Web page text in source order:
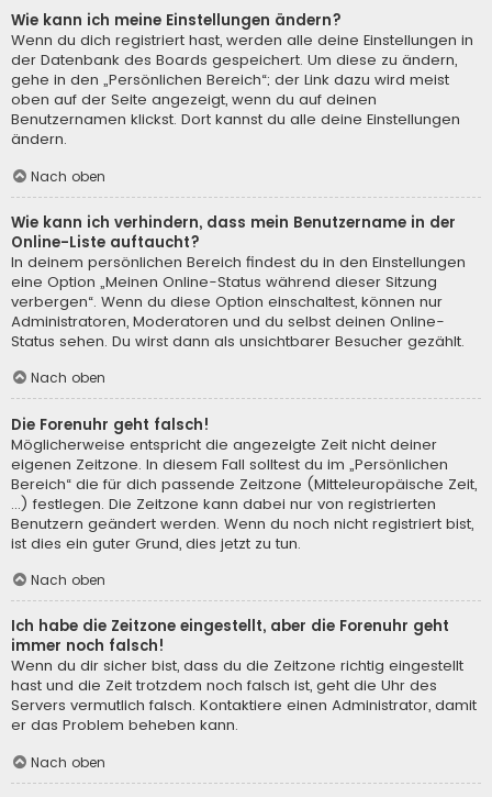
Wie kann ich meine Einstellungen ändern?
Wenn du dich registriert hast, werden alle deine Einstellungen in
der Datenbank des Boards gespeichert. Um diese zu ändern,
gehe in den „Persönlichen Bereich“; der Link dazu wird meist
oben auf der Seite angezeigt, wenn du auf deinen
Benutzernamen klickst. Dort kannst du alle deine Einstellungen
ändern.
Nach oben
Wie kann ich verhindern, dass mein Benutzername in der
Online-Liste auftaucht?
In deinem persönlichen Bereich findest du in den Einstellungen
eine Option „Meinen Online-Status während dieser Sitzung
verbergen“. Wenn du diese Option einschaltest, können nur
Administratoren, Moderatoren und du selbst deinen Online-
Status sehen. Du wirst dann als unsichtbarer Besucher gezählt.
Nach oben
Die Forenuhr geht falsch!
Möglicherweise entspricht die angezeigte Zeit nicht deiner
eigenen Zeitzone. In diesem Fall solltest du im „Persönlichen
Bereich“ die für dich passende Zeitzone (Mitteleuropäische Zeit,
...) festlegen. Die Zeitzone kann dabei nur von registrierten
Benutzern geändert werden. Wenn du noch nicht registriert bist,
ist dies ein guter Grund, dies jetzt zu tun.
Nach oben
Ich habe die Zeitzone eingestellt, aber die Forenuhr geht
immer noch falsch!
Wenn du dir sicher bist, dass du die Zeitzone richtig eingestellt
hast und die Zeit trotzdem noch falsch ist, geht die Uhr des
Servers vermutlich falsch. Kontaktiere einen Administrator, damit
er das Problem beheben kann.
Nach oben